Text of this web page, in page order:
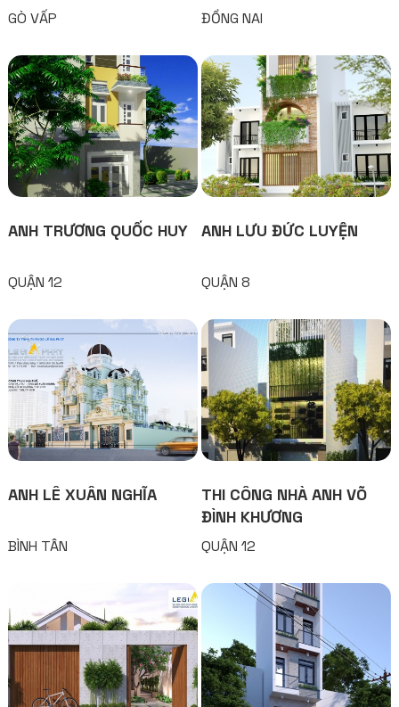
GÒ VẤP ĐỒNG NAI
ANH TRƯƠNG QUỐC HUY
QUẬN 12
ANH LƯU ĐỨC LUYỆN
QUẬN 8
ANH LÊ XUÂN NGHĨA
BÌNH TÂN
THI CÔNG NHÀ ANH VÕ
ĐÌNH KHƯƠNG
QUẬN 12